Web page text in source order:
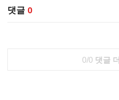
댓글 0
0/0 댓글